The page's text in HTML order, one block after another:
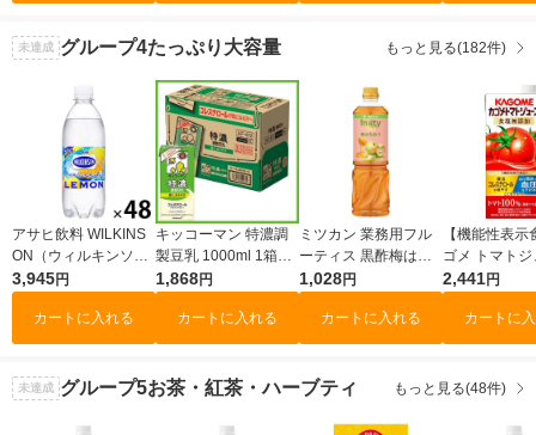
未達成 グループ4たっぷり大容量 もっと見る(182件)
アサヒ飲料 WILKINS
ON（ウィルキンソ
ン）タンサン レモン
500ml 1セット（48
本）
3,945円
カートに入れる
キッコーマン 特濃調
製豆乳 1000ml 1箱
（6本入）
1,868円
カートに入れる
ミツカン 業務用フル
ーティス 黒酢梅はち
みつ（6倍濃縮）1000
ml 1本 大容量 飲むお
1,028円
カートに入れる
【機能性表示
ゴメ トマト
食塩無添加
本入）【野菜
ス】
2,441円
カートに
未達成 グループ5お茶・紅茶・ハーブティ もっと見る(48件)